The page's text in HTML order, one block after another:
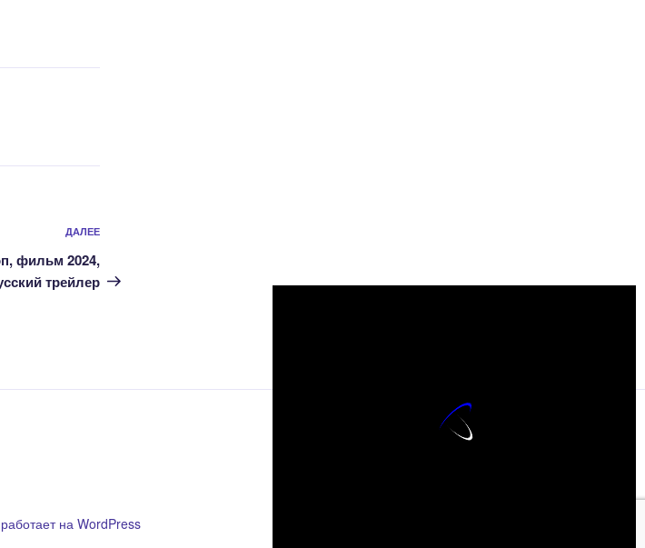
Следующая
ДАЛЕЕ
фильм 2024,
трейлер
на WordPress